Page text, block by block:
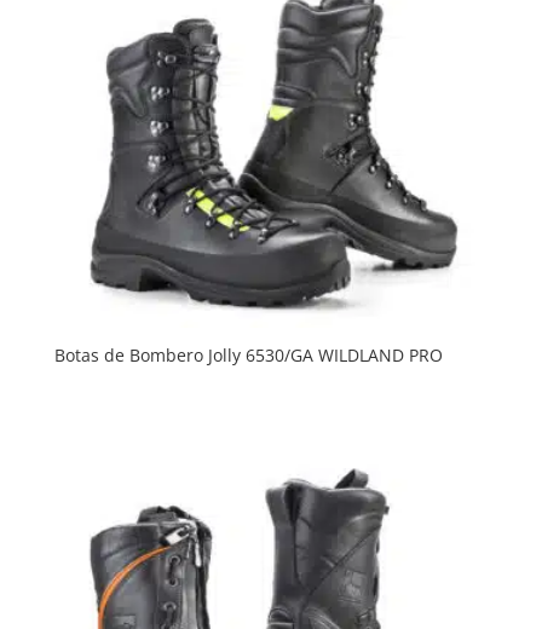
Botas de Bombero Jolly 6530/GA WILDLAND PRO